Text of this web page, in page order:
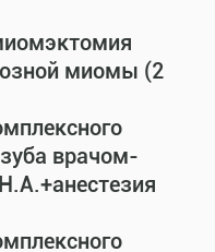
миомы (2
врачом-